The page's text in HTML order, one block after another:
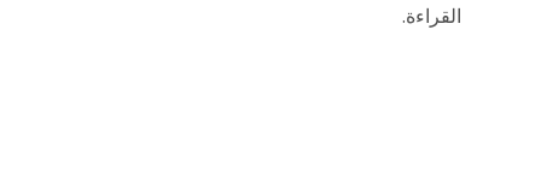
القراءة.